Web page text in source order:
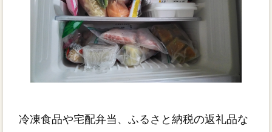
冷凍食品や宅配弁当、ふるさと納税の返礼品な